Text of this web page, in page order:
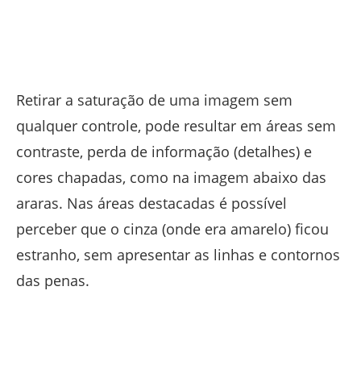
Retirar a saturação de uma imagem sem
qualquer controle, pode resultar em áreas sem
contraste, perda de informação (detalhes) e
cores chapadas, como na imagem abaixo das
araras. Nas áreas destacadas é possível
perceber que o cinza (onde era amarelo) ficou
estranho, sem apresentar as linhas e contornos
das penas.